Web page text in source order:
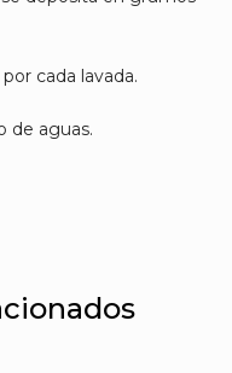
cada lavada.
de aguas.